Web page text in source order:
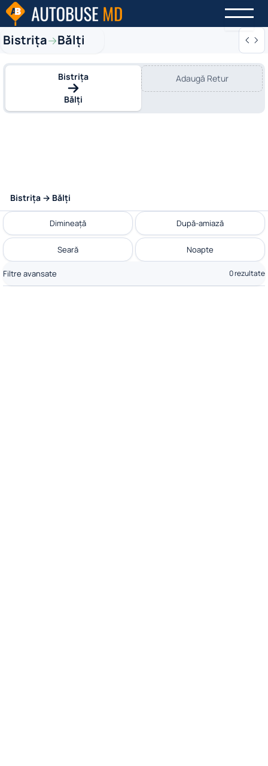
Bistriţa→Bălți
Bistriţa
Bălți
Adaugă Retur
Bistriţa → Bălți
Dimineață După-amiază
Seară Noapte
Filtre avansate 0 rezultate